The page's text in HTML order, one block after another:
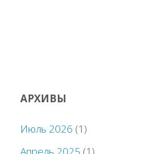
АРХИВЫ
Июль 2026 (1)